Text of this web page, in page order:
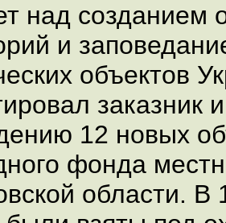
над созданием
и
объектов
заказник
12 новых
фонда
области. В